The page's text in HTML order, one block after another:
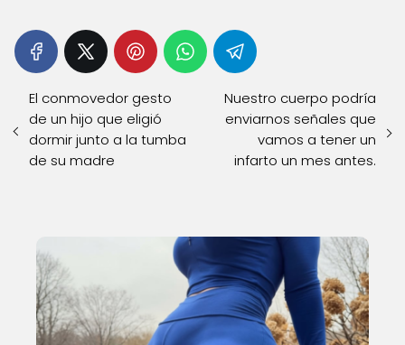
El conmovedor gesto
de un hijo que eligió
dormir junto a la tumba
de su madre
Nuestro cuerpo podría
enviarnos señales que
vamos a tener un
infarto un mes antes.